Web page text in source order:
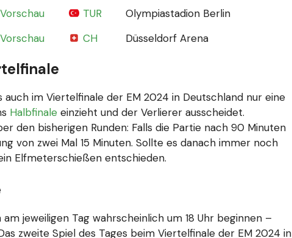
Vorschau TUR
Olympiastadion Berlin
Vorschau CH Düsseldorf Arena
im Viertelfinale der EM 2024 in Deutschland nur eine
Halbfinale einzieht und der Verlierer ausscheidet.
den bisherigen Runden: Falls die Partie nach 90 Minuten
von zwei Mal 15 Minuten. Sollte es danach immer noch
Elfmeterschießen entschieden.
jeweiligen Tag wahrscheinlich um 18 Uhr beginnen –
zweite Spiel des Tages beim Viertelfinale der EM 2024 in